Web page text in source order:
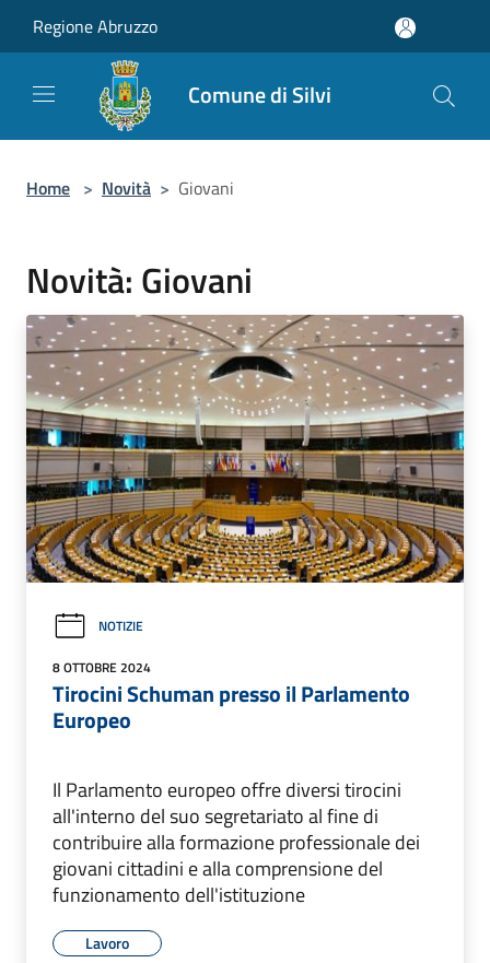
Regione Abruzzo
Comune di Silvi
Home > Novità > Giovani
Novità: Giovani
NOTIZIE
8 OTTOBRE 2024
Tirocini Schuman presso il Parlamento
Europeo
Il Parlamento europeo offre diversi tirocini
all'interno del suo segretariato al fine di
contribuire alla formazione professionale dei
giovani cittadini e alla comprensione del
funzionamento dell'istituzione
Lavoro